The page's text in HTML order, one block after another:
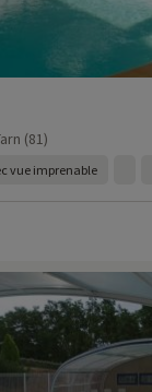
(81)
vue imprenable